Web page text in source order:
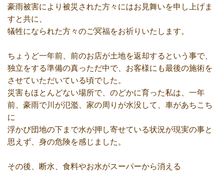
豪雨被害により被災された方々にはお見舞いを申し上げま
すと共に、
犠牲になられた方々のご冥福をお祈りいたします。
ちょうど一年前、前のお店が土地を返却するという事で、
独立をする準備の真っただ中で、お客様にも最後の施術を
させていただいている頃でした。
災害もほとんどない場所で、のどかに育った私は、一年
前、豪雨で川が氾濫、家の周りが水没して、車があちこち
に
浮かび団地の下まで水が押し寄せている状況が現実の事と
思えず、身の危険を感じました。
その後、断水、食料やお水がスーパーから消える